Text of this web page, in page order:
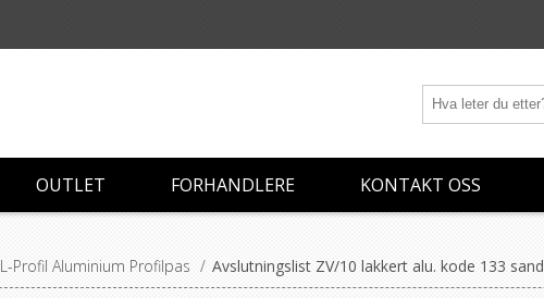
OUTLET FORHANDLERE KONTAKT OSS
L-Profil Aluminium Profilpas / Avslutningslist ZV/10 lakkert alu. kode 133 sand